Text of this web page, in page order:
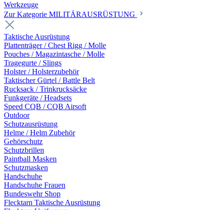
Werkzeuge
Zur Kategorie MILITÄRAUSRÜSTUNG
Taktische Ausrüstung
Plattenträger / Chest Rigg / Molle
Pouches / Magazintasche / Molle
Tragegurte / Slings
Holster / Holsterzubehör
Taktischer Gürtel / Battle Belt
Rucksack / Trinkrucksäcke
Funkgeräte / Headsets
Speed CQB / CQB Airsoft
Outdoor
Schutzausrüstung
Helme / Helm Zubehör
Gehörschutz
Schutzbrillen
Paintball Masken
Schutzmasken
Handschuhe
Handschuhe Frauen
Bundeswehr Shop
Flecktarn Taktische Ausrüstung